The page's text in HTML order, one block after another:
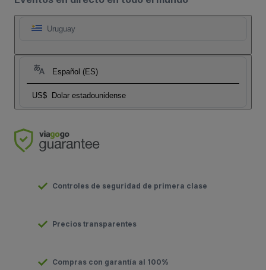
Uruguay
Español (ES)
US$ Dolar estadounidense
Controles de seguridad de primera clase
Precios transparentes
Compras con garantía al 100%